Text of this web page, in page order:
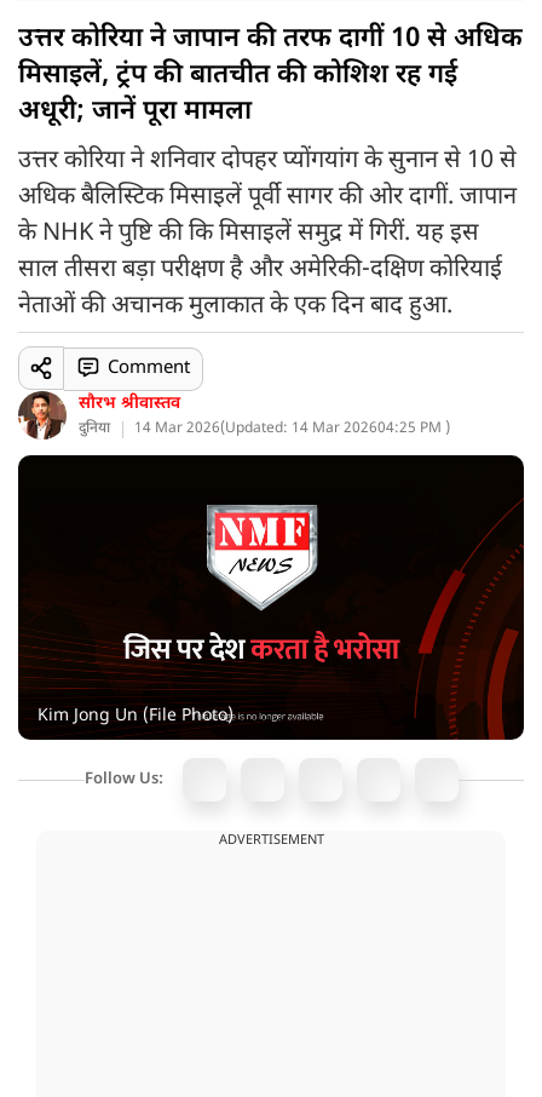
उत्तर कोरिया ने जापान की तरफ दागीं 10 से अधिक
मिसाइलें, ट्रंप की बातचीत की कोशिश रह गई
अधूरी; जानें पूरा मामला
उत्तर कोरिया ने शनिवार दोपहर प्योंगयांग के सुनान से 10 से
अधिक बैलिस्टिक मिसाइलें पूर्वी सागर की ओर दागीं. जापान
के NHK ने पुष्टि की कि मिसाइलें समुद्र में गिरीं. यह इस
साल तीसरा बड़ा परीक्षण है और अमेरिकी-दक्षिण कोरियाई
नेताओं की अचानक मुलाकात के एक दिन बाद हुआ.
सौरभ श्रीवास्तव
दुनिया 14 Mar 2026(Updated: 14 Mar 202604:25 PM )
Comment
Kim Jong Un (File Photo)
Follow Us:
ADVERTISEMENT